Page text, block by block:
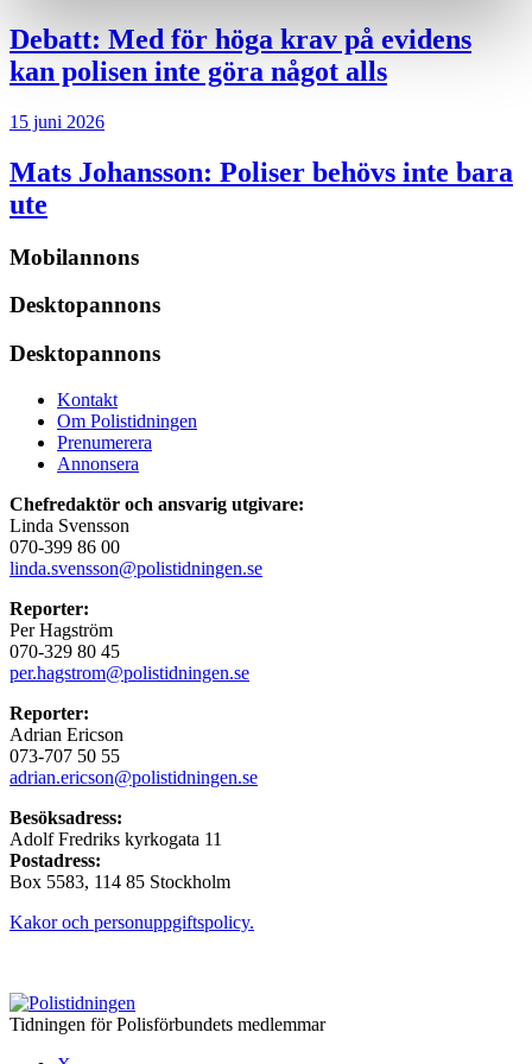
Debatt: Med för höga krav på evidens
kan polisen inte göra något alls
15 juni 2026
Mats Johansson: Poliser behövs inte bara
ute
Mobilannons
Desktopannons
Desktopannons
Kontakt
Om Polistidningen
Prenumerera
Annonsera
Chefredaktör och ansvarig utgivare:
Linda Svensson
070-399 86 00
linda.svensson@polistidningen.se
Reporter:
Per Hagström
070-329 80 45
per.hagstrom@polistidningen.se
Reporter:
Adrian Ericson
073-707 50 55
adrian.ericson@polistidningen.se
Besöksadress:
Adolf Fredriks kyrkogata 11
Postadress:
Box 5583, 114 85 Stockholm
Kakor och personuppgiftspolicy.
Tidningen för Polisförbundets medlemmar